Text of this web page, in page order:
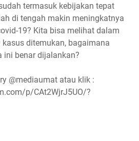
termasuk kebijakan tepat
di tengah makin meningkatnya
19? Kita bisa melihat dalam
ditemukan, bagaimana
ini benar dijalankan?
@mediaumat atau klik :
p/CAt2WjrJ5UO/?